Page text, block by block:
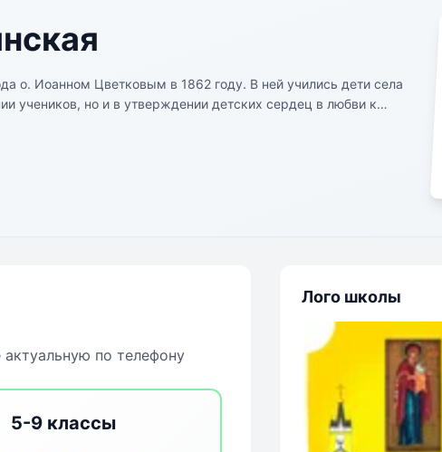
о. Иоанном Цветковым в 1862 году. В ней учились дети села
учеников, но и в утверждении детских сердец в любви к
школу, выдавалось свидетельство и Евангелие в подарок.
по телефону
5-9 классы
Лого школы